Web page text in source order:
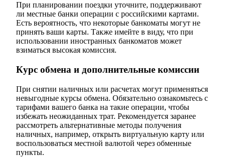
При планировании поездки уточните, поддерживают
ли местные банки операции с российскими картами.
Есть вероятность, что некоторые банкоматы могут не
принять ваши карты. Также имейте в виду, что при
использовании иностранных банкоматов может
взиматься высокая комиссия.
Курс обмена и дополнительные комиссии
При снятии наличных или расчетах могут применяться
невыгодные курсы обмена. Обязательно ознакомьтесь с
тарифами вашего банка на такие операции, чтобы
избежать неожиданных трат. Рекомендуется заранее
рассмотреть альтернативные методы получения
наличных, например, открыть виртуальную карту или
воспользоваться местной валютой через обменные
пункты.